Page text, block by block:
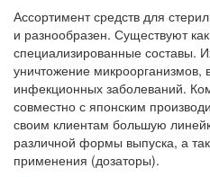
Ассортимент средств для
и разнообразен. Существуют
специализированные составы.
уничтожение
инфекционных заболеваний.
совместно с японским
своим клиентам большую
различной формы выпуска, а
применения (дозаторы).